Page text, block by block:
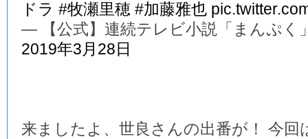
ドラ #牧瀬里穂 #加藤雅也
— 【公式】連続テレビ小説「まんぷく
2019年3月28日
来ましたよ、世良さんの出番が！ 今回